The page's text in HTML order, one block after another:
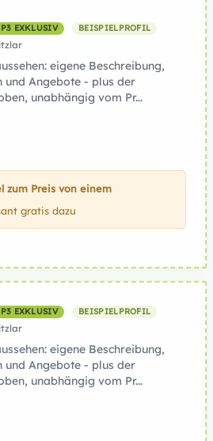
EXKLUSIV BEISPIELPROFIL
eigene Beschreibung,
und Angebote - plus der
unabhängig vom Pr...
zum Preis von einem
gratis dazu
EXKLUSIV BEISPIELPROFIL
eigene Beschreibung,
und Angebote - plus der
unabhängig vom Pr...